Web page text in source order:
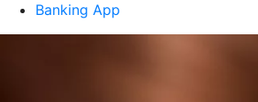
Banking App